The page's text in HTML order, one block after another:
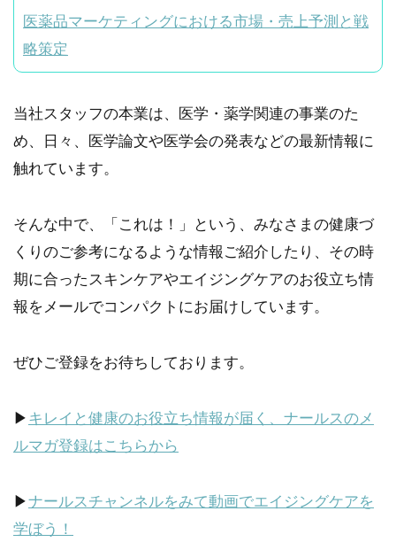
医薬品マーケティングにおける市場・売上予測と戦
略策定
当社スタッフの本業は、医学・薬学関連の事業のた
め、日々、医学論文や医学会の発表などの最新情報に
触れています。
そんな中で、「これは！」という、みなさまの健康づ
くりのご参考になるような情報ご紹介したり、その時
期に合ったスキンケアやエイジングケアのお役立ち情
報をメールでコンパクトにお届けしています。
ぜひご登録をお待ちしております。
▶ キレイと健康のお役立ち情報が届く、ナールスのメ
ルマガ登録はこちらから
▶ナールスチャンネルをみて動画でエイジングケアを
学ぼう！